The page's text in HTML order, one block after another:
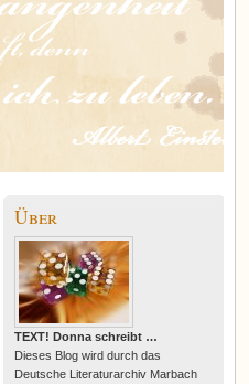
Über
TEXT! Donna schreibt …
Dieses Blog wird durch das
Deutsche Literaturarchiv Marbach